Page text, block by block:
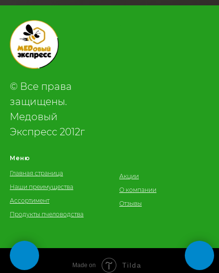
© Все права
защищены.
Медовый
Экспресс 2012г
Меню
Главная страница
Наши преимущества
Ассортимент
Продукты пчеловодства
Акции
О компании
Отзывы
Made on Tilda